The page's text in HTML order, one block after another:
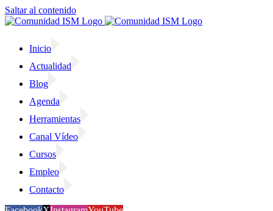
Saltar al contenido
Inicio
Actualidad
Blog
Agenda
Herramientas
Canal Vídeo
Cursos
Empleo
Contacto